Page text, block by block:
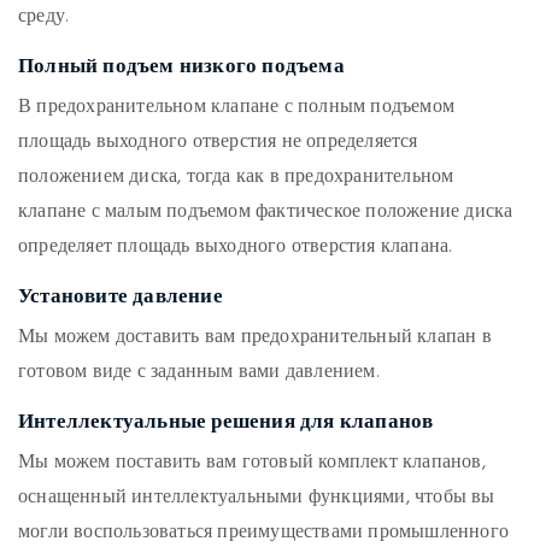
среду.
Полный подъем низкого подъема
В предохранительном клапане с полным подъемом
площадь выходного отверстия не определяется
положением диска, тогда как в предохранительном
клапане с малым подъемом фактическое положение диска
определяет площадь выходного отверстия клапана.
Установите давление
Мы можем доставить вам предохранительный клапан в
готовом виде с заданным вами давлением.
Интеллектуальные решения для клапанов
Мы можем поставить вам готовый комплект клапанов,
оснащенный интеллектуальными функциями, чтобы вы
могли воспользоваться преимуществами промышленного